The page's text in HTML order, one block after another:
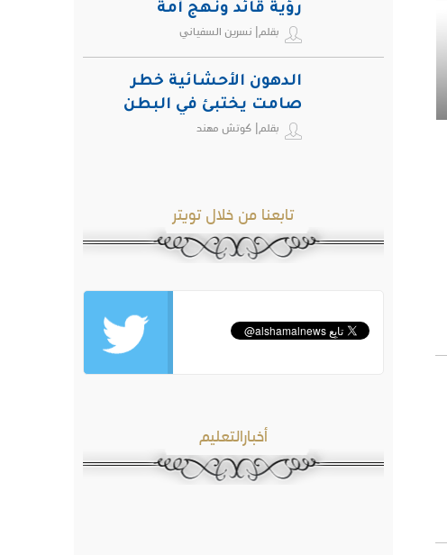
رؤية قائد ونهج أمة
بقلم| نسرين السفياني
الدهون الأحشائية خطر
صامت يختبئ في البطن
ويهدد صحة الإنسان
بقلم| كوتش مهند
تابعنا من خلال تويتر
أخبارالتعليم